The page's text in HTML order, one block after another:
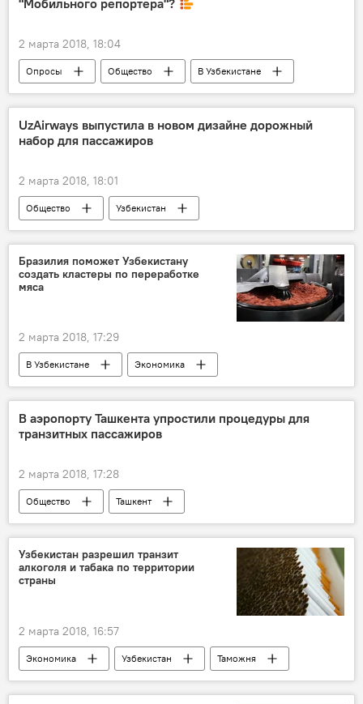
"Мобильного репортера"?
2 марта 2018, 18:04
Опросы Общество В Узбекистане
UzAirways выпустила в новом дизайне дорожный
набор для пассажиров
2 марта 2018, 18:01
Общество
Узбекистан
Узбекистон хаво йуллари
UzAirways
бортовое питание
Бразилия поможет Узбекистану
создать кластеры по переработке
мяса
2 марта 2018, 17:29
В Узбекистане
Экономика
Узбекистан
Бразилия
В аэропорту Ташкента упростили процедуры для
транзитных пассажиров
2 марта 2018, 17:28
Общество
Ташкент
Узбекистон хаво йуллари
UzAirways
аэропорт
транзит
Узбекистан разрешил транзит
алкоголя и табака по территории
страны
2 марта 2018, 16:57
Экономика Узбекистан
Таможня
алкоголь
табак транзит